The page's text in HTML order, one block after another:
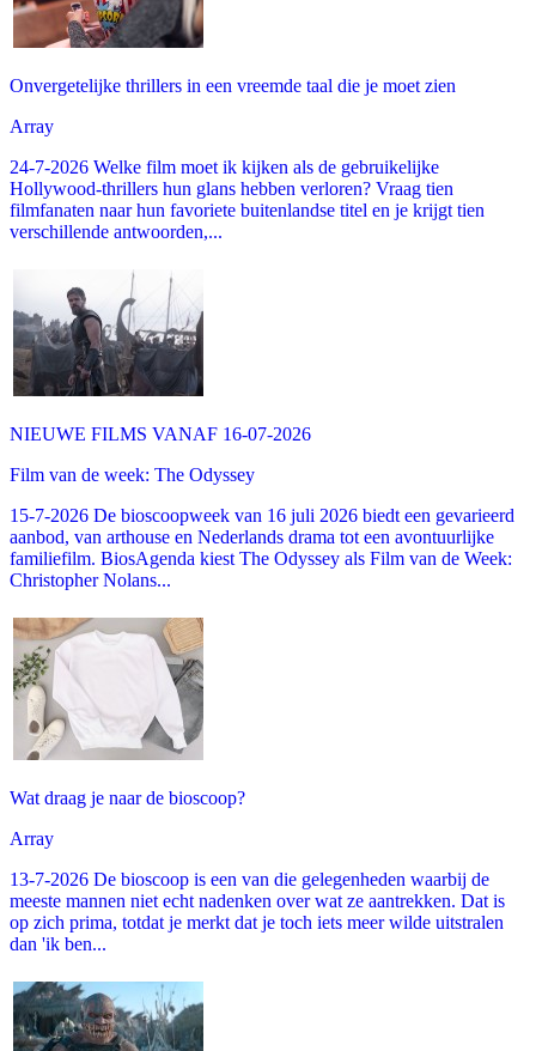
Onvergetelijke thrillers in een vreemde taal die je moet zien
Array
24-7-2026 Welke film moet ik kijken als de gebruikelijke
Hollywood-thrillers hun glans hebben verloren? Vraag tien
filmfanaten naar hun favoriete buitenlandse titel en je krijgt tien
verschillende antwoorden,...
NIEUWE FILMS VANAF 16-07-2026
Film van de week: The Odyssey
15-7-2026 De bioscoopweek van 16 juli 2026 biedt een gevarieerd
aanbod, van arthouse en Nederlands drama tot een avontuurlijke
familiefilm. BiosAgenda kiest The Odyssey als Film van de Week:
Christopher Nolans...
Wat draag je naar de bioscoop?
Array
13-7-2026 De bioscoop is een van die gelegenheden waarbij de
meeste mannen niet echt nadenken over wat ze aantrekken. Dat is
op zich prima, totdat je merkt dat je toch iets meer wilde uitstralen
dan 'ik ben...